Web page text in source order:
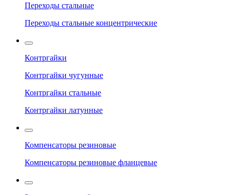
Переходы стальные
Переходы стальные концентрические
Контргайки
Контргайки чугунные
Контргайки стальные
Контргайки латунные
Компенсаторы резиновые
Компенсаторы резиновые фланцевые